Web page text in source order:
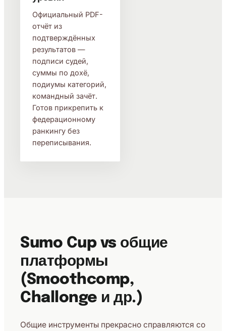
Официальный PDF-
отчёт из
подтверждённых
результатов —
подписи судей,
суммы по дохё,
подиумы категорий,
командный зачёт.
Готов прикрепить к
федерационному
ранкингу без
переписывания.
Sumo Cup vs общие
платформы
(Smoothcomp,
Challonge и др.)
Общие инструменты прекрасно справляются со